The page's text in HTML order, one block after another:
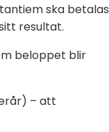
ska betalas
resultat.
beloppet blir
– att